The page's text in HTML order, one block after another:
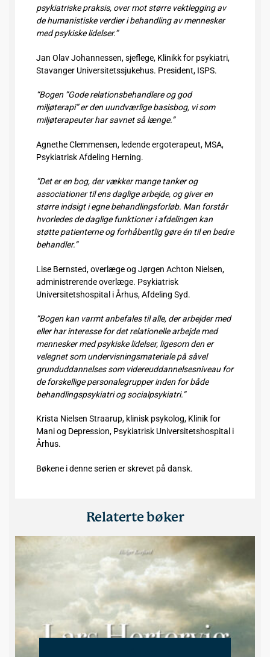
psykiatriske praksis, over mot større vektlegging av
de humanistiske verdier i behandling av mennesker
med psykiske lidelser.”
Jan Olav Johannessen, sjeflege, Klinikk for psykiatri,
Stavanger Universitetssjukehus. President, ISPS.
“Bogen ”Gode relationsbehandlere og god
miljøterapi” er den uundværlige basisbog, vi som
miljøterapeuter har savnet så længe.”
Agnethe Clemmensen, ledende ergoterapeut, MSA,
Psykiatrisk Afdeling Herning.
”Det er en bog, der vækker mange tanker og
associationer til ens daglige arbejde, og giver en
større indsigt i egne behandlingsforløb. Man forstår
hvorledes de daglige funktioner i afdelingen kan
støtte patienterne og forhåbentlig gøre én til en bedre
behandler.”
Lise Bernsted, overlæge og Jørgen Achton Nielsen,
administrerende overlæge. Psykiatrisk
Universitetshospital i Århus, Afdeling Syd.
”Bogen kan varmt anbefales til alle, der arbejder med
eller har interesse for det relationelle arbejde med
mennesker med psykiske lidelser, ligesom den er
velegnet som undervisningsmateriale på såvel
grunduddannelses som videreuddannelsesniveau for
de forskellige personalegrupper inden for både
behandlingspsykiatri og socialpsykiatri.”
Krista Nielsen Straarup, klinisk psykolog, Klinik for
Mani og Depression, Psykiatrisk Universitetshospital i
Århus.
Bøkene i denne serien er skrevet på dansk.
Relaterte bøker